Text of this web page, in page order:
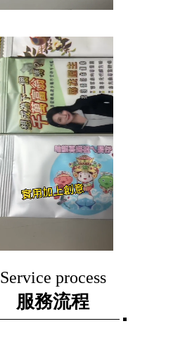
Service process
服務流程